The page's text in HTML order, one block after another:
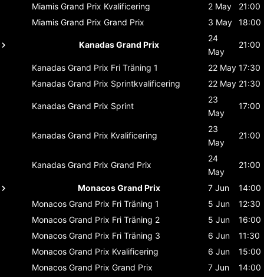
Miamis Grand Prix Kvalificering 2 May
21:00
Miamis Grand Prix Grand Prix 3 May 18:00
Kanadas Grand Prix
24
May
21:00
Kanadas Grand Prix Fri Träning 1 22 May 17:30
Kanadas Grand Prix Sprintkvalificering 22 May 21:30
Kanadas Grand Prix Sprint
23
May
17:00
Kanadas Grand Prix Kvalificering
23
May
21:00
Kanadas Grand Prix Grand Prix
24
May
21:00
Monacos Grand Prix 7 Jun
14:00
Monacos Grand Prix Fri Träning 1 5 Jun
12:30
Monacos Grand Prix Fri Träning 2 5 Jun
16:00
Monacos Grand Prix Fri Träning 3 6 Jun
11:30
Monacos Grand Prix Kvalificering 6 Jun
15:00
Monacos Grand Prix Grand Prix 7 Jun
14:00